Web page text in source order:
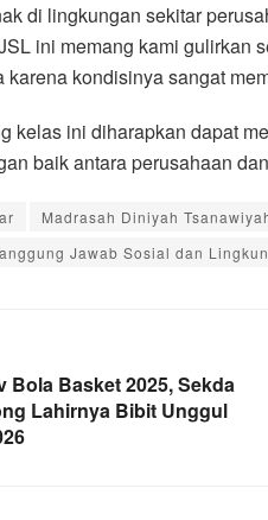
di lingkungan sekitar
ini memang kami gulirkan
kondisinya sangat
kelas ini diharapkan dapat
baik antara perusahaan
Madrasah Diniyah
Jawab Sosial dan
Bola Basket 2025, Sekda
Lahirnya Bibit Unggul